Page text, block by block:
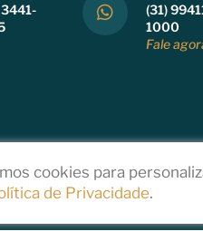
3441-
(31)
1000
Fale
cookies para
de Privacidade.